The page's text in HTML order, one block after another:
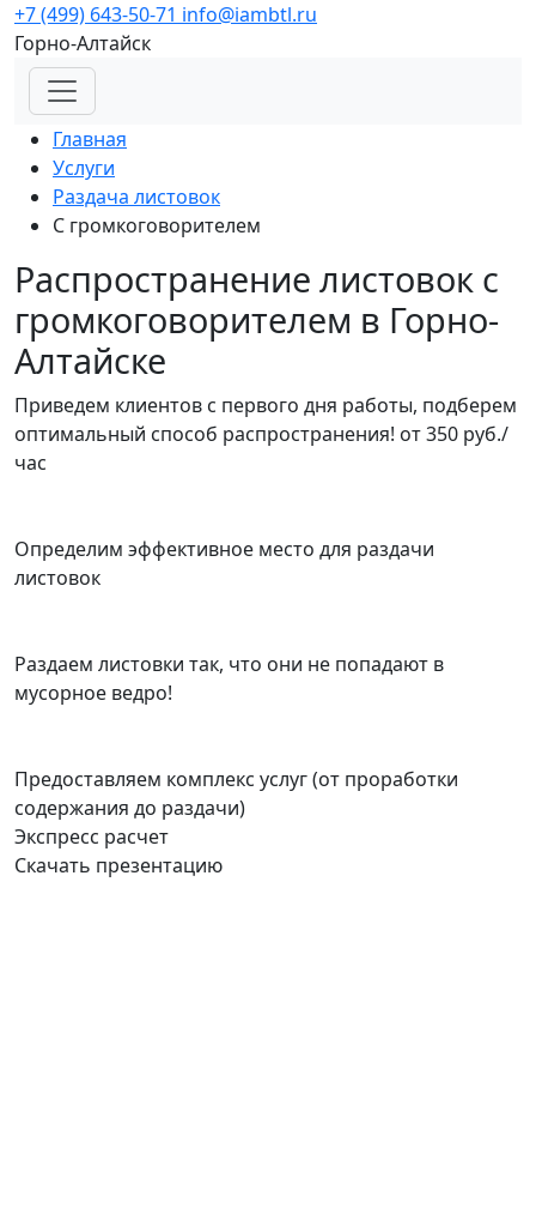
+7 (499) 643-50-71 info@iambtl.ru
Горно-Алтайск
Главная
Услуги
Раздача листовок
С громкоговорителем
Распространение листовок с
громкоговорителем в Горно-
Алтайске
Приведем клиентов с первого дня работы, подберем
оптимальный способ распространения! от 350 руб./
час
Определим эффективное место для раздачи
листовок
Раздаем листовки так, что они не попадают в
мусорное ведро!
Предоставляем комплекс услуг (от проработки
содержания до раздачи)
Экспресс расчет
Скачать презентацию